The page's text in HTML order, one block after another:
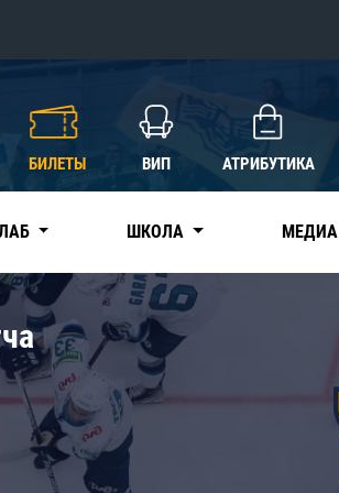
БИЛЕТЫ ВИП АТРИБУТИКА
ШКОЛА МЕДИА